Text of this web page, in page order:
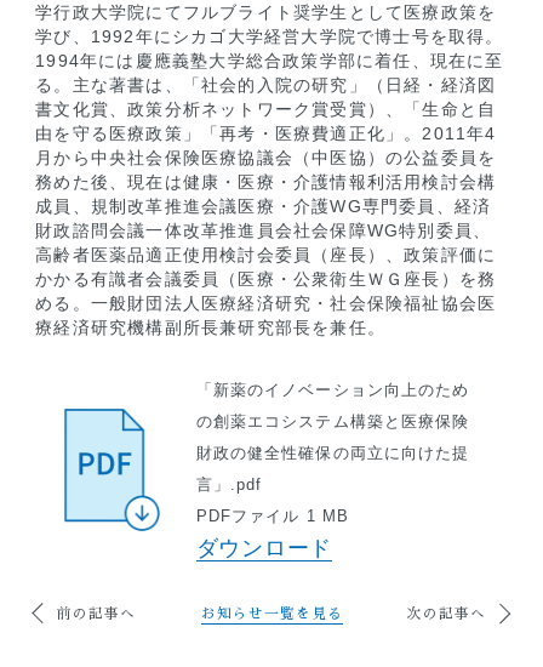
学行政大学院にてフルブライト奨学生として医療政策を
学び、1992年にシカゴ大学経営大学院で博士号を取得。
1994年には慶應義塾大学総合政策学部に着任、現在に至
る。主な著書は、「社会的入院の研究」（日経・経済図
書文化賞、政策分析ネットワーク賞受賞）、「生命と自
由を守る医療政策」「再考・医療費適正化」。2011年4
月から中央社会保険医療協議会（中医協）の公益委員を
務めた後、現在は健康・医療・介護情報利活用検討会構
成員、規制改革推進会議医療・介護WG専門委員、経済
財政諮問会議一体改革推進員会社会保障WG特別委員、
高齢者医薬品適正使用検討会委員（座長）、政策評価に
かかる有識者会議委員（医療・公衆衛生ＷＧ座長）を務
める。一般財団法人医療経済研究・社会保険福祉協会医
療経済研究機構副所長兼研究部長を兼任。
「新薬のイノベーション向上のため
の創薬エコシステム構築と医療保険
財政の健全性確保の両立に向けた提
言」.pdf
PDFファイル 1 MB
ダウンロード
前の記事へ お知らせ一覧を見る 次の記事へ